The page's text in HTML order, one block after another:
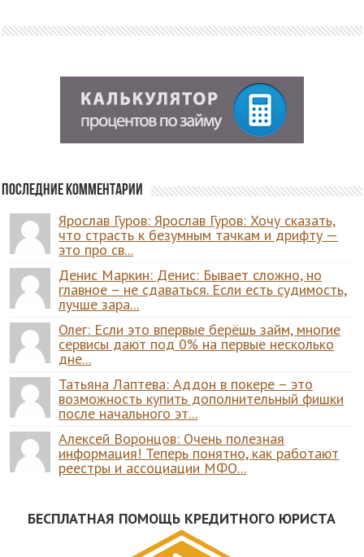
Последние комментарии
Ярослав Гуров: Ярослав Гуров: Хочу сказать,
что страсть к безумным тачкам и дрифту —
это про св...
Денис Маркин: Денис: Бывает сложно, но
главное – не сдаваться. Если есть судимость,
лучше зара...
Олег: Если это впервые берёшь займ, многие
сервисы дают под 0% на первые несколько
дне...
Татьяна Лаптева: Аддон в покере – это
возможность купить дополнительный фишки
после начального эт...
Алексей Воронцов: Очень полезная
информация! Теперь понятно, как работают
реестры и ассоциации МФО...
БЕСПЛАТНАЯ ПОМОЩЬ КРЕДИТНОГО ЮРИСТА